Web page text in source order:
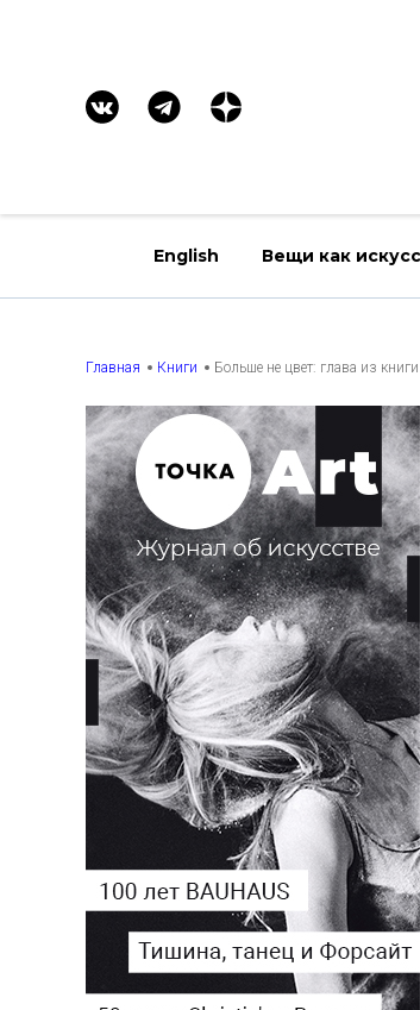
English Вещи как
Главная Книги Больше не цвет: глава из